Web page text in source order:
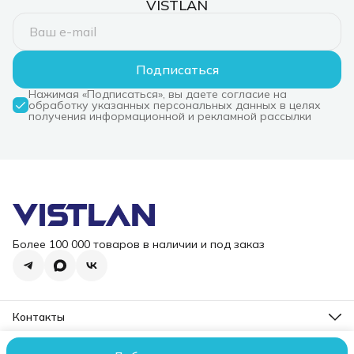
LAN/SD/Micro SD
VISTLAN
Подписаться
Нажимая «Подписаться», вы даете согласие на
обработку указанных персональных данных в целях
получения информационной и рекламной рассылки
Более 100 000 товаров в наличии и под заказ
Контакты
Режим работы